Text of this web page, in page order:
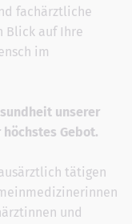
fachärztliche
Blick auf Ihre
im
unserer
Gebot.
tätigen
und